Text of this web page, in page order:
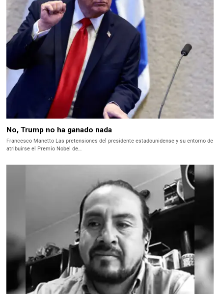
No, Trump no ha ganado nada
Francesco Manetto Las pretensiones del presidente estadounidense y su entorno de
atribuirse el Premio Nobel de…